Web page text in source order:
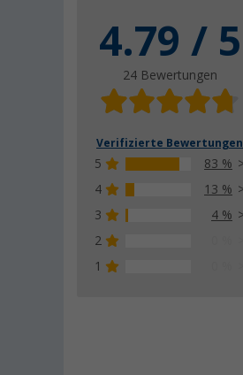
4.79 / 5
24 Bewertungen
Verifizierte Bewertungen
5
83 %
4
13 %
3
4 %
2
1